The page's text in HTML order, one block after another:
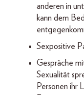
anderen in
kann dem
Sexpositive
Gespräche
Sexualität
Personen ihr